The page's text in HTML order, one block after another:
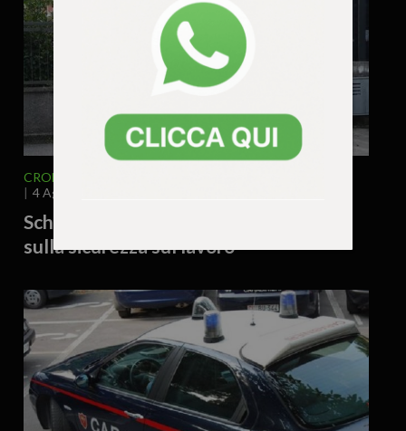
CRONACA
4 Agosto 2026 - 12.16
Schio, locale sospeso: gravi violazioni
sulla sicurezza sul lavoro